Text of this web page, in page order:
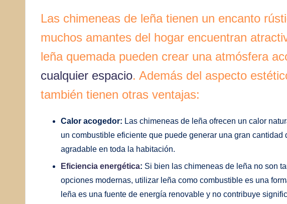
Las chimeneas de leña tienen un encanto
muchos amantes del hogar encuentran
leña quemada pueden crear una atmósfera
cualquier espacio. Además del aspecto
también tienen otras ventajas:
Calor acogedor: Las chimeneas de leña ofrecen un calor
un combustible eficiente que puede generar una gran cantidad
agradable en toda la habitación.
Eficiencia energética: Si bien las chimeneas de leña no son
opciones modernas, utilizar leña como combustible es una
leña es una fuente de energía renovable y no contribuye